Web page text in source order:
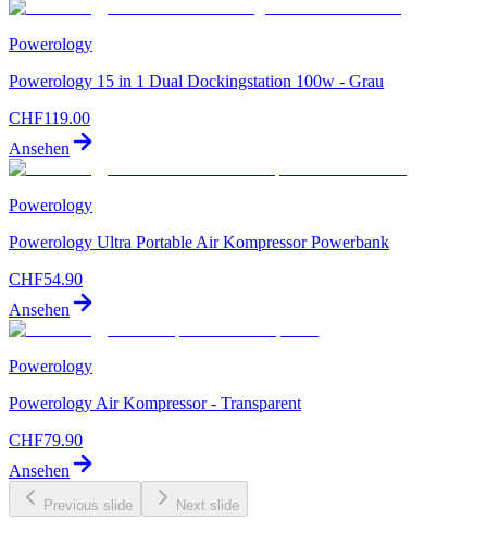
Powerology
Powerology 15 in 1 Dual Dockingstation 100w - Grau
CHF119.00
Ansehen
Powerology
Powerology Ultra Portable Air Kompressor Powerbank
CHF54.90
Ansehen
Powerology
Powerology Air Kompressor - Transparent
CHF79.90
Ansehen
Previous slide Next slide